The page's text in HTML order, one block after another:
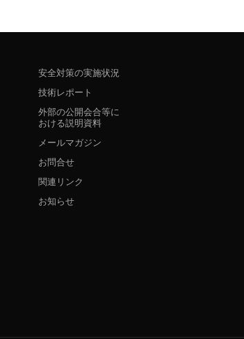
安全対策の実施状況
技術レポート
外部の公開会合等に
おける説明資料
メールマガジン
お問合せ
関連リンク
お知らせ